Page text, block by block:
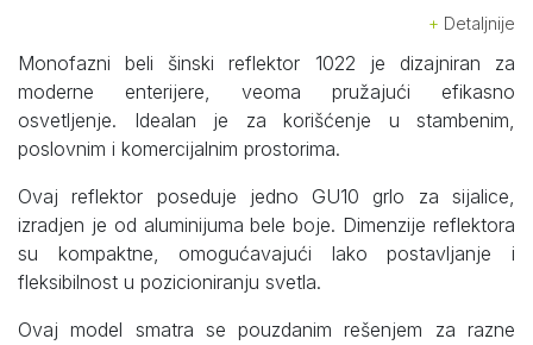
Detaljnije
Monofazni beli šinski reflektor 1022 je dizajniran za
moderne enterijere, veoma pružajući efikasno
osvetljenje. Idealan je za korišćenje u stambenim,
poslovnim i komercijalnim prostorima.
Ovaj reflektor poseduje jedno GU10 grlo za sijalice,
izradjen je od aluminijuma bele boje. Dimenzije reflektora
su kompaktne, omogućavajući lako postavljanje i
fleksibilnost u pozicioniranju svetla.
Ovaj model smatra se pouzdanim rešenjem za razne